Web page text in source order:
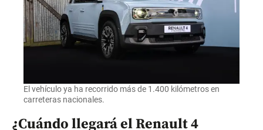
El vehículo ya ha recorrido más de 1.400 kilómetros en
carreteras nacionales.
¿Cuándo llegará el Renault 4